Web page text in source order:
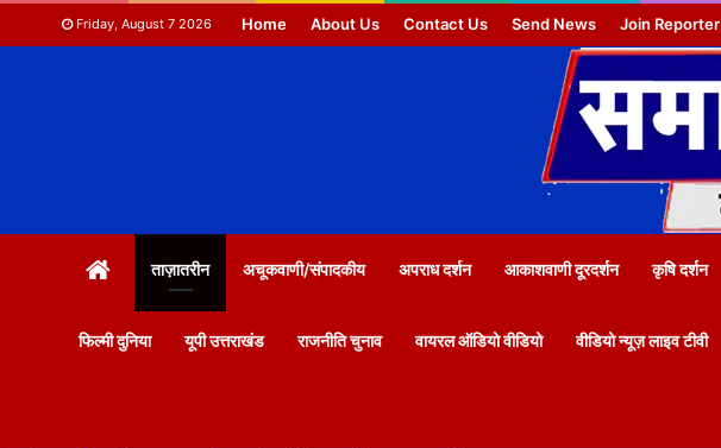
Friday, August 7 2026 Home About Us Contact Us Send News Join Reporter
HOMEताज़ातरीन अचूकवाणी/संपादकीय अपराध दर्शन आकाशवाणी दूरदर्शन कृषि दर्शन
फिल्मी दुनिया यूपी उत्तराखंड राजनीति चुनाव वायरल ऑडियो वीडियो वीडियो न्यूज़ लाइव टीवी